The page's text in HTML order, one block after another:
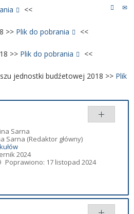
<<
>> Plik do pobrania <<
>> Plik do pobrania <<
jednostki budźetowej 2018 >> Plik
Sarna
Sarna (Redaktor główny)
2024
Poprawiono: 17 listopad 2024